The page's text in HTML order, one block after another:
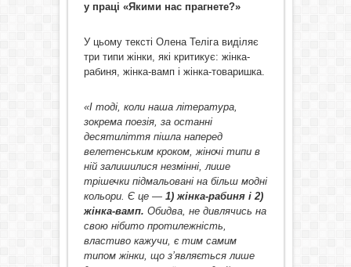
у праці «Якими нас прагнете?»
У цьому тексті Олена Теліга виділяє
три типи жінки, які критикує: жінка-
рабиня, жінка-вамп і жінка-товаришка.
«І тоді, коли наша література,
зокрема поезія, за останні
десятиліття пішла наперед
велетенським кроком, жіночі типи в
ній залишилися незмінні, лише
трішечки підмальовані на більш модні
кольори. Є це — 1) жінка-рабиня і 2)
жінка-вамп. Обидва, не дивлячись на
свою нібито протилежність,
властиво кажучи, є тим самим
типом жінки, що з’являється лише